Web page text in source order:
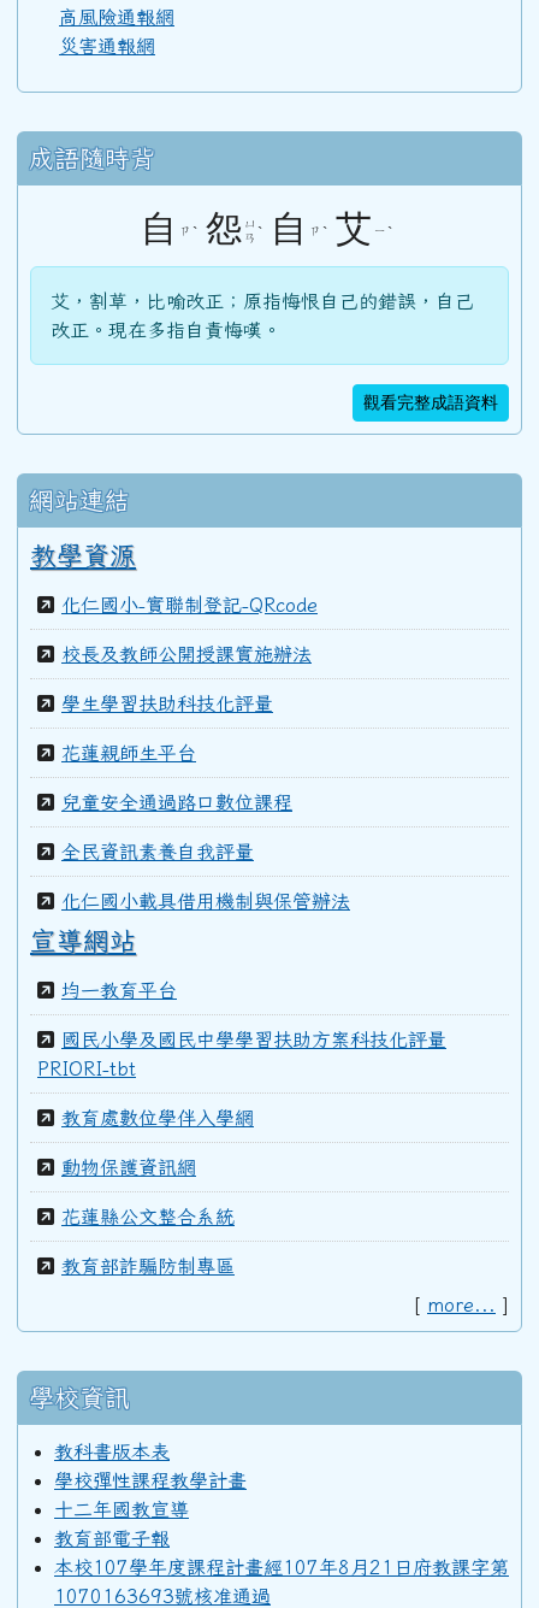
高風險通報網
災害通報網
成語隨時背
自 ㄗ ˋ 怨 ㄩ
ㄢ ˋ 自 ㄗ ˋ 艾 ㄧ ˋ
艾，割草，比喻改正；原指悔恨自己的錯誤，自己
改正。現在多指自責悔嘆。
觀看完整成語資料
網站連結
教學資源
化仁國小-實聯制登記-QRcode
校長及教師公開授課實施辦法
學生學習扶助科技化評量
花蓮親師生平台
兒童安全通過路口數位課程
全民資訊素養自我評量
化仁國小載具借用機制與保管辦法
宣導網站
均一教育平台
國民小學及國民中學學習扶助方案科技化評量
PRIORI-tbt
教育處數位學伴入學網
動物保護資訊網
花蓮縣公文整合系統
教育部詐騙防制專區
[ more... ]
學校資訊
教科書版本表
學校彈性課程教學計畫
十二年國教宣導
教育部電子報
本校107學年度課程計畫經107年8月21日府教課字第
1070163693號核准通過